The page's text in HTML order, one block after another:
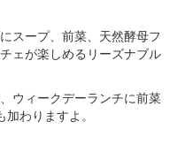
スープ、前菜、天然酵母フ
ェが楽しめるリーズナブル
ウィークデーランチに前菜
わりますよ。